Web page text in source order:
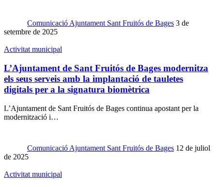
Comunicació Ajuntament Sant Fruitós de Bages 3 de
setembre de 2025
Activitat municipal
L’Ajuntament de Sant Fruitós de Bages modernitza
els seus serveis amb la implantació de tauletes
digitals per a la signatura biomètrica
L’Ajuntament de Sant Fruitós de Bages continua apostant per la
modernització i…
Comunicació Ajuntament Sant Fruitós de Bages 12 de juliol
de 2025
Activitat municipal